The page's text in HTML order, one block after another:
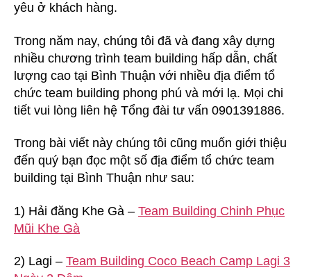
yêu ở khách hàng.
Trong năm nay, chúng tôi đã và đang xây dựng
nhiều chương trình team building hấp dẫn, chất
lượng cao tại Bình Thuận với nhiều địa điểm tổ
chức team building phong phú và mới lạ. Mọi chi
tiết vui lòng liên hệ Tổng đài tư vấn 0901391886.
Trong bài viết này chúng tôi cũng muốn giới thiệu
đến quý bạn đọc một số địa điểm tổ chức team
building tại Bình Thuận như sau:
1) Hải đăng Khe Gà – Team Building Chinh Phục
Mũi Khe Gà
2) Lagi – Team Building Coco Beach Camp Lagi 3